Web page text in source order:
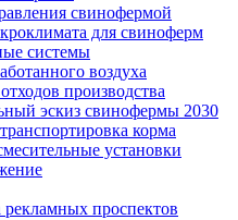
свинофермой
для свиноферм
системы
воздуха
производства
эскиз свинофермы 2030
корма
установки
рекламных проспектов